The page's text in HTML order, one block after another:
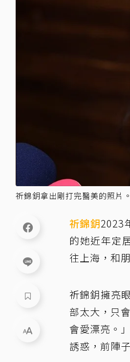
祈錦鈅拿出剛打完醫美的照片
祈錦鈅2023
的她近年定
往上海，和
祈錦鈅擁亮
部太大，只
會愛漂亮。
誘惑，前陣